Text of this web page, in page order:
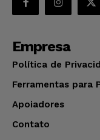
Empresa
Política de
Ferramentas para
Apoiadores
Contato